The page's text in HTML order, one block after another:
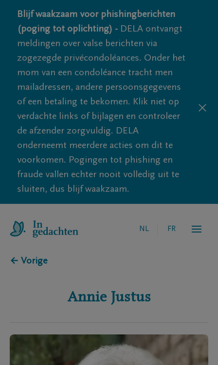
Blijf waakzaam voor phishingberichten
(poging tot oplichting) - DELA ontvangt
meldingen over valse berichten via
zogezegde privécondoléances. Onder het
mom van een condoléance tracht men
mailadressen, andere persoonsgegevens
of een betaling te bekomen. Klik niet op
verdachte links of bijlagen en controleer
de afzender zorgvuldig. DELA
onderneemt meerdere acties om dit te
voorkomen. Pogingen tot phishing en
fraude vallen echter nooit volledig uit te
sluiten, dus blijf waakzaam.
NL FR
← Vorige
Annie Justus